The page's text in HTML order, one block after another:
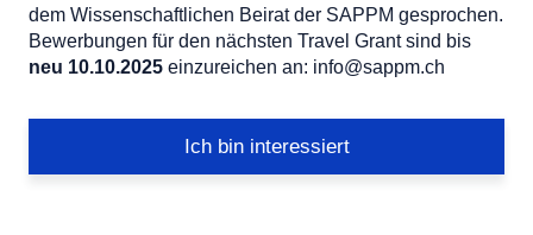
dem Wissenschaftlichen Beirat der SAPPM gesprochen.
Bewerbungen für den nächsten Travel Grant sind bis
neu 10.10.2025 einzureichen an: info@sappm.ch
Ich bin interessiert